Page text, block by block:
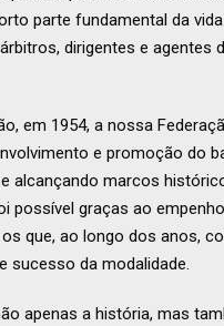
parte fundamental da
dirigentes e agentes
em 1954, a nossa
e promoção do
alcançando marcos
possível graças ao empenho
que, ao longo dos anos,
sucesso da modalidade.
apenas a história, mas